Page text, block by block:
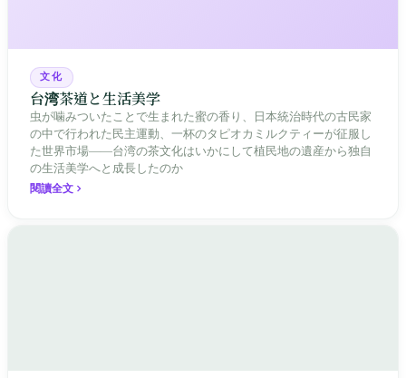
文化
台湾茶道と生活美学
虫が噛みついたことで生まれた蜜の香り、日本統治時代の古民家
の中で行われた民主運動、一杯のタピオカミルクティーが征服し
た世界市場——台湾の茶文化はいかにして植民地の遺産から独自
の生活美学へと成長したのか
閱讀全文